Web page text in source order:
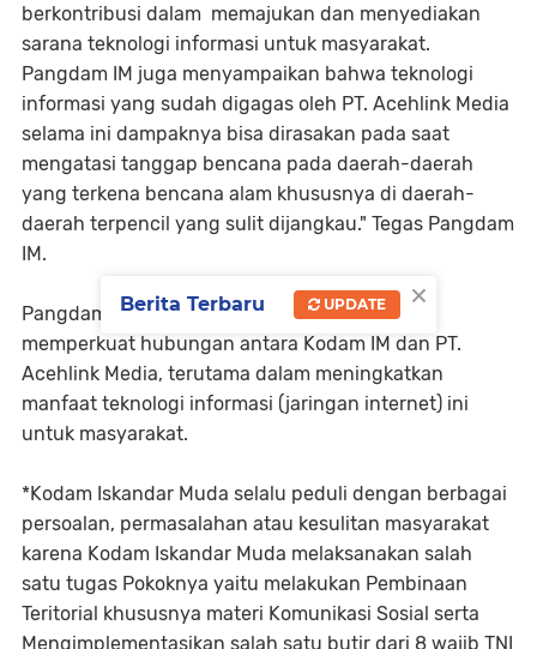
berkontribusi dalam memajukan dan menyediakan
sarana teknologi informasi untuk masyarakat.
Pangdam IM juga menyampaikan bahwa teknologi
informasi yang sudah digagas oleh PT. Acehlink Media
selama ini dampaknya bisa dirasakan pada saat
mengatasi tanggap bencana pada daerah-daerah
yang terkena bencana alam khususnya di daerah-
daerah terpencil yang sulit dijangkau." Tegas Pangdam
IM.
Pangdam IM berharap agar sinergi ini dapat
memperkuat hubungan antara Kodam IM dan PT.
Acehlink Media, terutama dalam meningkatkan
manfaat teknologi informasi (jaringan internet) ini
untuk masyarakat.
*Kodam Iskandar Muda selalu peduli dengan berbagai
persoalan, permasalahan atau kesulitan masyarakat
karena Kodam Iskandar Muda melaksanakan salah
satu tugas Pokoknya yaitu melakukan Pembinaan
Teritorial khususnya materi Komunikasi Sosial serta
Mengimplementasikan salah satu butir dari 8 wajib TNI
×
Berita Terbaru UPDATE